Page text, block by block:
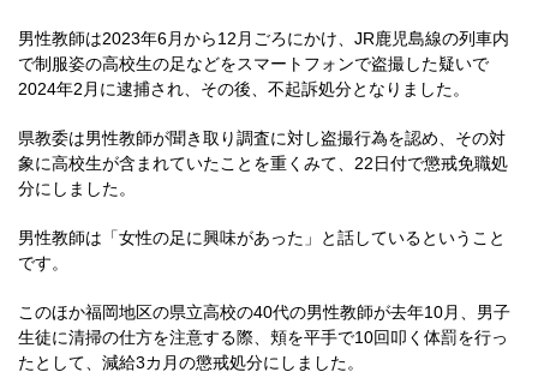
男性教師は2023年6月から12月ごろにかけ、JR鹿児島線の列車内
で制服姿の高校生の足などをスマートフォンで盗撮した疑いで
2024年2月に逮捕され、その後、不起訴処分となりました。
県教委は男性教師が聞き取り調査に対し盗撮行為を認め、その対
象に高校生が含まれていたことを重くみて、22日付で懲戒免職処
分にしました。
男性教師は「女性の足に興味があった」と話しているということ
です。
このほか福岡地区の県立高校の40代の男性教師が去年10月、男子
生徒に清掃の仕方を注意する際、頬を平手で10回叩く体罰を行っ
たとして、減給3カ月の懲戒処分にしました。